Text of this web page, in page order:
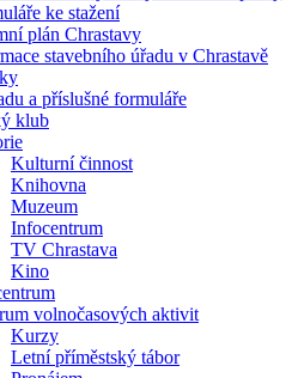
ke stažení
plán Chrastavy
stavebního úřadu v Chrastavě
a příslušné formuláře
klub
Kulturní činnost
Knihovna
Muzeum
Infocentrum
TV Chrastava
Kino
volnočasových aktivit
Kurzy
Letní příměstský tábor